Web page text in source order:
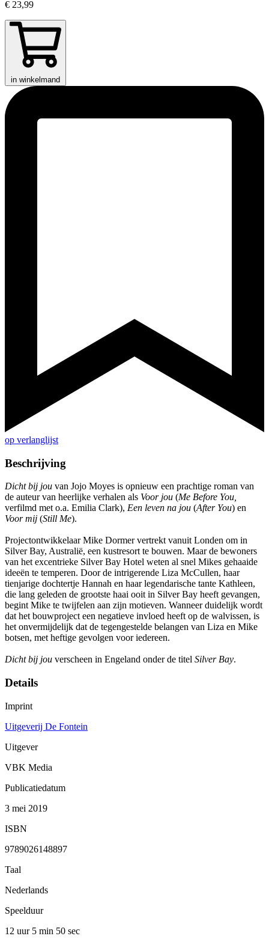
€ 23,99
in winkelmand
op verlanglijst
Beschrijving
Dicht bij jou van Jojo Moyes is opnieuw een prachtige roman van
de auteur van heerlijke verhalen als Voor jou (Me Before You,
verfilmd met o.a. Emilia Clark), Een leven na jou (After You) en
Voor mij (Still Me).
Projectontwikkelaar Mike Dormer vertrekt vanuit Londen om in
Silver Bay, Australië, een kustresort te bouwen. Maar de bewoners
van het excentrieke Silver Bay Hotel weten al snel Mikes gehaaide
ideeën te temperen. Door de intrigerende Liza McCullen, haar
tienjarige dochtertje Hannah en haar legendarische tante Kathleen,
die lang geleden de grootste haai ooit in Silver Bay heeft gevangen,
begint Mike te twijfelen aan zijn motieven. Wanneer duidelijk wordt
dat het bouwproject een negatieve invloed heeft op de walvissen, is
het onvermijdelijk dat de tegengestelde belangen van Liza en Mike
botsen, met heftige gevolgen voor iedereen.
Dicht bij jou verscheen in Engeland onder de titel Silver Bay.
Details
Imprint
Uitgeverij De Fontein
Uitgever
VBK Media
Publicatiedatum
3 mei 2019
ISBN
9789026148897
Taal
Nederlands
Speelduur
12 uur 5 min 50 sec